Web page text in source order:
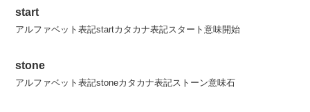
start
アルファベット表記startカタカナ表記スタート意味開始
stone
アルファベット表記stoneカタカナ表記ストーン意味石